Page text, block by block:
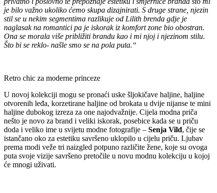
je bilo važno ukoliko ćemo skupa dizajnirati. S druge strane, njezin
stil se u nekim segmentima razlikuje od Lilith brenda gdje je
naglasak na romantici pa je iskorak iz komfort zone bio obostran.
Ona se morala više približiti brandu kao i mi njoj i njezinom stilu.
Što bi se reklo- našle smo se na pola puta.“
Retro chic za moderne princeze
U novoj kolekciji mogu se pronaći uske šljokičave haljine, haljine
otvorenih leđa, korzetirane haljine od brokata u dvije nijanse te mini
haljine dubokog izreza za one najodvažnije. Cijela modna priča
nešto je novo za brand i veliki iskorak, posebice kada se u priču
doda i veliko ime u svijetu modne fotografije – Senja Vild, čije se
istančano oko za estetiku savršeno uklopilo u cijelu priču. Ljubav
prema modi veže tri naizgled potpuno različite žene, koje su ovoga
puta svoje vizije savršeno pretočile u novu modnu kolekciju u kojoj
će mnogi uživati.